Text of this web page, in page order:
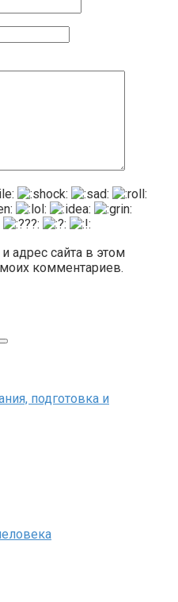
адрес сайта в этом
комментариев.
подготовка и